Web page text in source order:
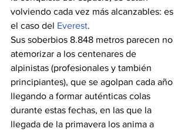
volviendo cada vez más alcanzables: es
el caso del Everest.
Sus soberbios 8.848 metros parecen no
atemorizar a los centenares de
alpinistas (profesionales y también
principiantes), que se agolpan cada año
llegando a formar auténticas colas
durante estas fechas, en las que la
llegada de la primavera los anima a